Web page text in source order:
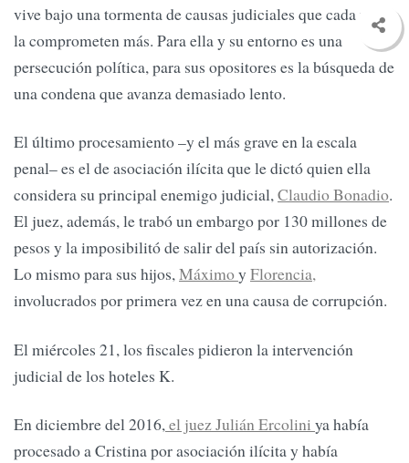
vive bajo una tormenta de causas judiciales que cada vez
la comprometen más. Para ella y su entorno es una
persecución política, para sus opositores es la búsqueda de
una condena que avanza demasiado lento.
El último procesamiento –y el más grave en la escala
penal– es el de asociación ilícita que le dictó quien ella
considera su principal enemigo judicial,Claudio Bonadio.
El juez, además, le trabó un embargo por 130 millones de
pesos y la imposibilitó de salir del país sin autorización.
Lo mismo para sus hijos,Máximoy Florencia,
involucrados por primera vez en una causa de corrupción.
El miércoles 21, los fiscales pidieron la intervención
judicial de los hoteles K.
En diciembre del 2016,el juez Julián Ercolini ya había
procesado a Cristina por asociación ilícita y había